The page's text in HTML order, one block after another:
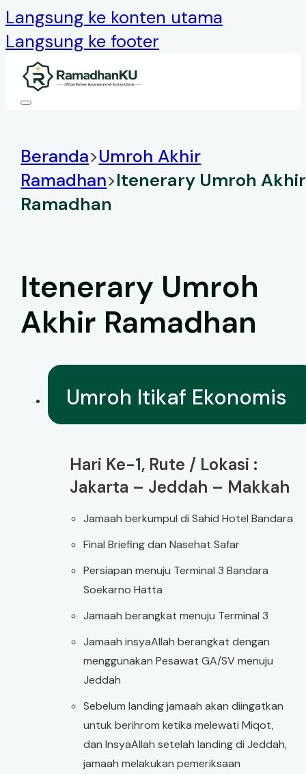
Langsung ke konten utama
Langsung ke footer
Beranda>Umroh Akhir
Ramadhan>Itenerary Umroh Akhir
Ramadhan
Itenerary Umroh
Akhir Ramadhan
Umroh Itikaf Ekonomis
Hari Ke-1, Rute / Lokasi :
Jakarta – Jeddah – Makkah
Jamaah berkumpul di Sahid Hotel Bandara
Final Briefing dan Nasehat Safar
Persiapan menuju Terminal 3 Bandara
Soekarno Hatta
Jamaah berangkat menuju Terminal 3
Jamaah insyaAllah berangkat dengan
menggunakan Pesawat GA/SV menuju
Jeddah
Sebelum landing jamaah akan diingatkan
untuk berihrom ketika melewati Miqot,
dan InsyaAllah setelah landing di Jeddah,
jamaah melakukan pemeriksaan